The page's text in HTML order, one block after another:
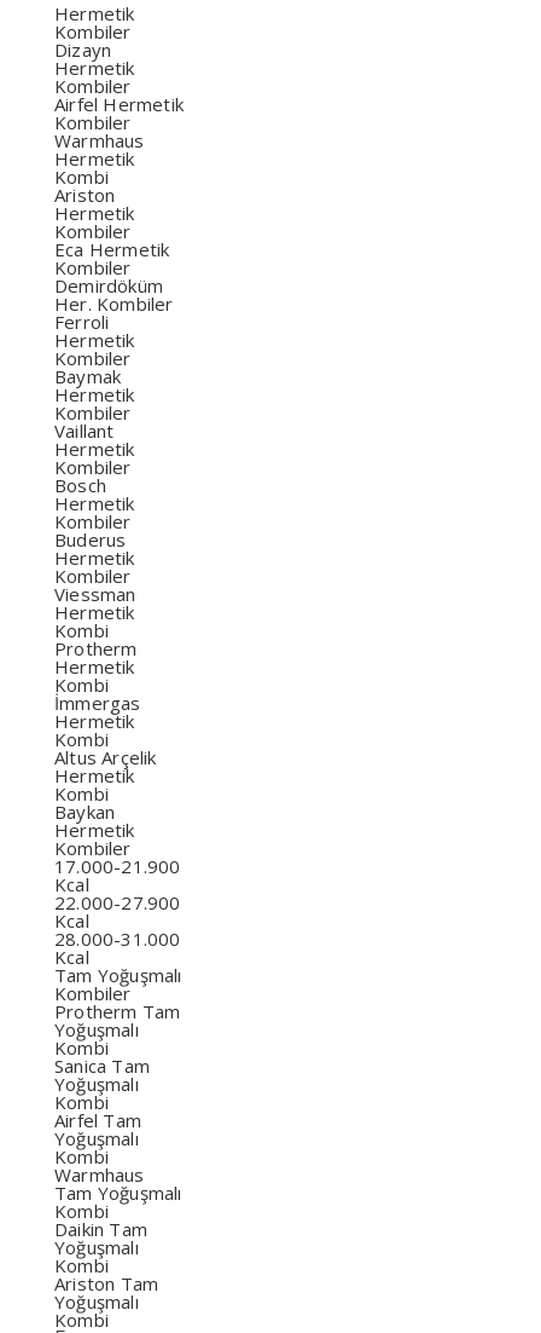
Hermetik
Kombiler
Dizayn
Hermetik
Kombiler
Airfel Hermetik
Kombiler
Warmhaus
Hermetik
Kombi
Ariston
Hermetik
Kombiler
Eca Hermetik
Kombiler
Demirdöküm
Her. Kombiler
Ferroli
Hermetik
Kombiler
Baymak
Hermetik
Kombiler
Vaillant
Hermetik
Kombiler
Bosch
Hermetik
Kombiler
Buderus
Hermetik
Kombiler
Viessman
Hermetik
Kombi
Protherm
Hermetik
Kombi
İmmergas
Hermetik
Kombi
Altus Arçelik
Hermetik
Kombi
Baykan
Hermetik
Kombiler
17.000-21.900
Kcal
22.000-27.900
Kcal
28.000-31.000
Kcal
Tam Yoğuşmalı
Kombiler
Protherm Tam
Yoğuşmalı
Kombi
Sanica Tam
Yoğuşmalı
Kombi
Airfel Tam
Yoğuşmalı
Kombi
Warmhaus
Tam Yoğuşmalı
Kombi
Daikin Tam
Yoğuşmalı
Kombi
Ariston Tam
Yoğuşmalı
Kombi